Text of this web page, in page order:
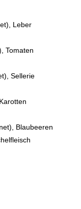
Leber
Tomaten
Sellerie
Blaubeeren